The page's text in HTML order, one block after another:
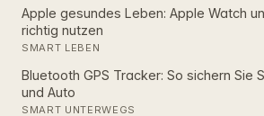
Apple gesundes Leben: Apple Watch
richtig nutzen
SMART LEBEN
Bluetooth GPS Tracker: So sichern Sie
und Auto
SMART UNTERWEGS